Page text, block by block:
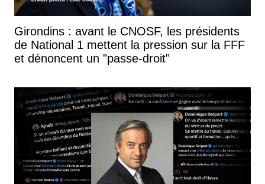
Girondins : avant le CNOSF, les présidents
de National 1 mettent la pression sur la FFF
et dénoncent un "passe-droit"